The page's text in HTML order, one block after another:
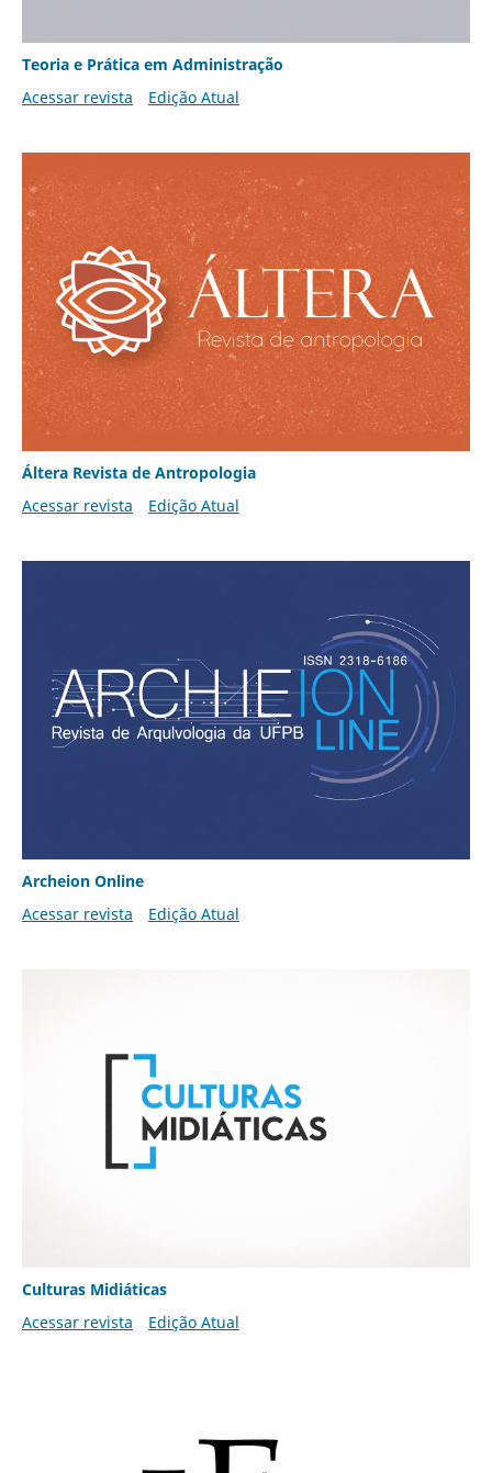
Teoria e Prática em Administração
Acessar revista
Edição Atual
Áltera Revista de Antropologia
Acessar revista
Edição Atual
Archeion Online
Acessar revista
Edição Atual
Culturas Midiáticas
Acessar revista
Edição Atual